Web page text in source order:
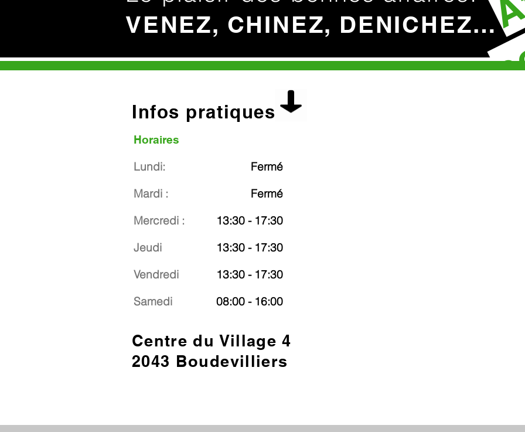
VENEZ, CHINEZ, DENICHEZ…
Infos pratiques
Horaires
Lundi:
Mardi :
Mercredi :
Jeudi
Vendredi
Samedi
Fermé
Fermé
13:30 - 17:30
13:30 - 17:30
13:30 - 17:30
08:00 - 16:00
Centre du Village 4
2043 Boudevilliers